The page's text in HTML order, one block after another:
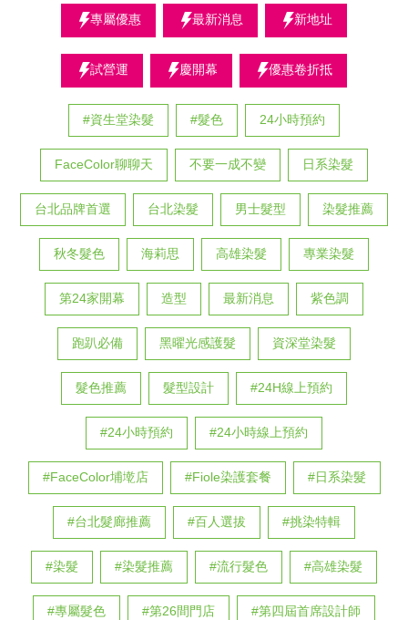
專屬優惠 最新消息 新地址
試營運 慶開幕 優惠卷折抵
#資生堂染髮 #髮色 24小時預約
FaceColor聊聊天 不要一成不變 日系染髮
台北品牌首選 台北染髮 男士髮型 染髮推薦
秋冬髮色 海莉思 高雄染髮 專業染髮
第24家開幕 造型 最新消息 紫色調
跑趴必備 黑曜光感護髮 資深堂染髮
髮色推薦 髮型設計 #24H線上預約
#24小時預約 #24小時線上預約
#FaceColor埔墘店 #Fiole染護套餐 #日系染髮
#台北髮廊推薦 #百人選拔 #挑染特輯
#染髮 #染髮推薦 #流行髮色 #高雄染髮
#專屬髮色 #第26間門店 #第四屆首席設計師